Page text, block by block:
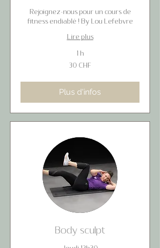
Rejoignez-nous pour un cours de
fitness endiablé ! By Lou Lefebvre
Lire plus
1 h
30 CHF
Plus d'infos
Body sculpt